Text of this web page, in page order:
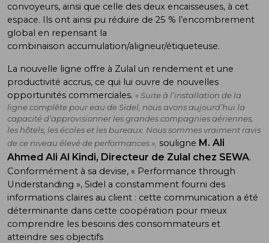
convoyeurs, ainsi que celle des deux encaisseuses, à cet
espace. Ils ont ainsi pu réduire de 25 % l’encombrement
global en repensant la
combinaison accumulation/aligneur/étiqueteuse.
La nouvelle ligne offre à Zulal un rendement et une
productivité accrus, ce qui lui ouvre de nouvelles
opportunités commerciales. « Suite à l’installation de la
ligne complète pour eau de Sidel, nous avons aujourd’hui la
capacité d’approvisionner les grandes compagnies aériennes,
les hôtels, les écoles et les bureaux. Nous sommes vraiment ravis
de ce niveau élevé de performances », souligne M. Ali
Ahmed Ali Al Kindi, Directeur de Zulal chez SEWA.
Conformément à sa devise, « Performance through
Understanding », Sidel a constamment fourni des
informations claires au client : cette communication a été
déterminante dans cette coopération pour mieux
comprendre les besoins des consommateurs et
atteindre ses objectifs